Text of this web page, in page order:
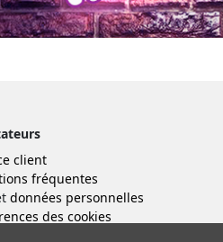
client
fréquentes
données personnelles
des cookies